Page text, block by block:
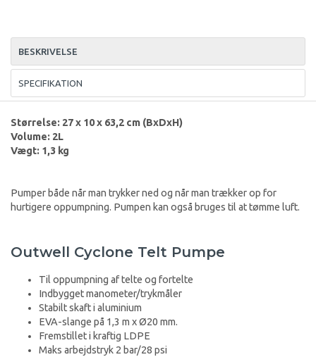
BESKRIVELSE
SPECIFIKATION
Størrelse: 27 x 10 x 63,2 cm (BxDxH)
Volume: 2L
Vægt: 1,3 kg
Pumper både når man trykker ned og når man trækker op for
hurtigere oppumpning. Pumpen kan også bruges til at tømme luft.
Outwell Cyclone Telt Pumpe
Til oppumpning af telte og fortelte
Indbygget manometer/trykmåler
Stabilt skaft i aluminium
EVA-slange på 1,3 m x Ø20 mm.
Fremstillet i kraftig LDPE
Maks arbejdstryk 2 bar/28 psi